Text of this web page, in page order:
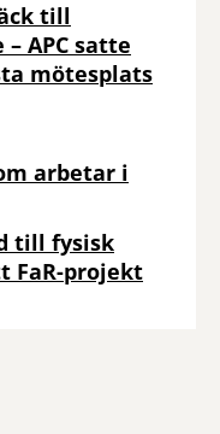
till
APC satte
mötesplats
arbetar i
till fysisk
FaR-projekt